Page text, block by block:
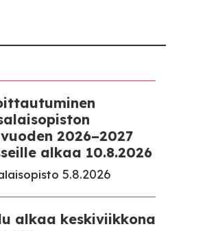
2026–2027
alkaa 10.8.2026
5.8.2026
alkaa keskiviikkona